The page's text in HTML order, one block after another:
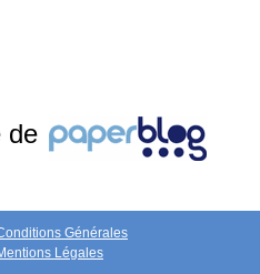
de
Générales
Légales